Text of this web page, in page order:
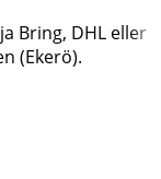
Bring, DHL eller
(Ekerö).